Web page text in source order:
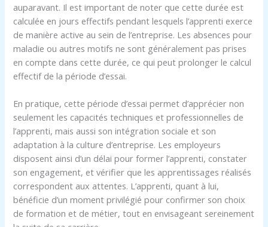
auparavant. Il est important de noter que cette durée est
calculée en jours effectifs pendant lesquels l’apprenti exerce
de manière active au sein de l’entreprise. Les absences pour
maladie ou autres motifs ne sont généralement pas prises
en compte dans cette durée, ce qui peut prolonger le calcul
effectif de la période d’essai.
En pratique, cette période d’essai permet d’apprécier non
seulement les capacités techniques et professionnelles de
l’apprenti, mais aussi son intégration sociale et son
adaptation à la culture d’entreprise. Les employeurs
disposent ainsi d’un délai pour former l’apprenti, constater
son engagement, et vérifier que les apprentissages réalisés
correspondent aux attentes. L’apprenti, quant à lui,
bénéficie d’un moment privilégié pour confirmer son choix
de formation et de métier, tout en envisageant sereinement